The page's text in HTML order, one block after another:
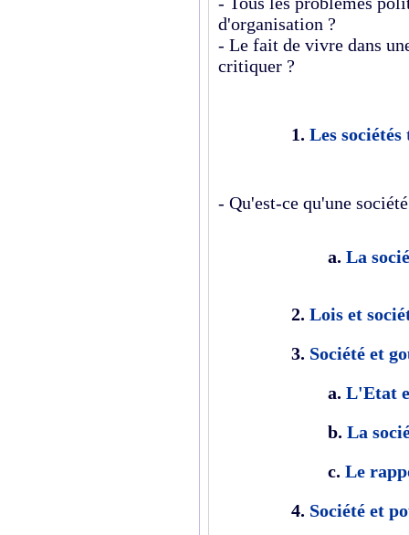
d'organisation ?
- Le fait de vivre dans
critiquer ?
1. Les
- Qu'est-ce qu'une
a. La
2. Lois et
3. Société et
a. L'Etat
b. La
c. Le
4. Société et